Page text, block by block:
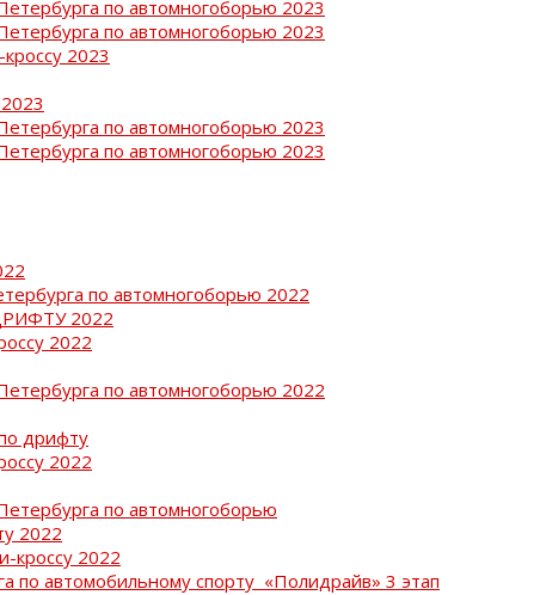
по автомногоборью 2023
по автомногоборью 2023
2023
по автомногоборью 2023
по автомногоборью 2023
по автомногоборью 2022
2022
2022
по автомногоборью 2022
дрифту
2022
по автомногоборью
2022
кроссу 2022
по автомобильному спорту «Полидрайв» 3 этап